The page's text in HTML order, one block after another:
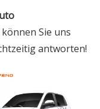
Sie uns
antworten!